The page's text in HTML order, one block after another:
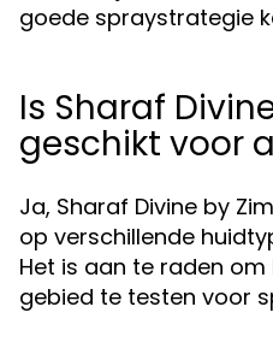
goede spraystrategie
Is Sharaf
geschikt voor
Ja, Sharaf Divine by
op verschillende
Het is aan te raden
gebied te testen voor